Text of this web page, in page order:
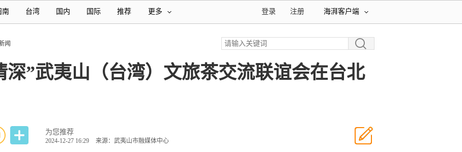
南 台湾 国内 国际 推荐 更多 海湃客户端
注册
登录
闻
深”武夷山（台湾）文旅茶交流联谊会在台北
为您推荐
2024-12-27 16:29 来源：武夷山市融媒体中心